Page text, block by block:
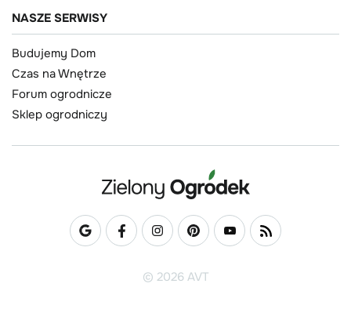
NASZE SERWISY
Budujemy Dom
Czas na Wnętrze
Forum ogrodnicze
Sklep ogrodniczy
© 2026 AVT